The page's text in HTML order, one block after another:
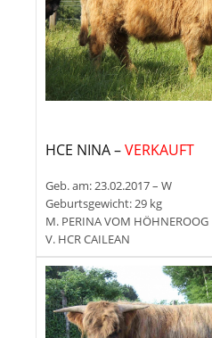
HCE NINA –VERKAUFT
Geb. am: 23.02.2017 – W
Geburtsgewicht: 29 kg
M. PERINA VOM HÖHNEROOG
V. HCR CAILEAN